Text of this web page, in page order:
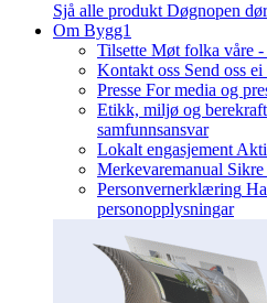
Sjå alle produkt Døgnopen
Om Bygg1
Tilsette Møt folka våre -
Kontakt oss Send oss
Presse For media og
Etikk, miljø og berekraft
samfunnsansvar
Lokalt engasjement
Merkevaremanual
Personvernerklæring
personopplysningar